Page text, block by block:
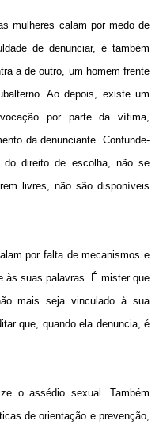
mulheres calam por medo de
de denunciar, é também
a de outro, um homem frente
Ao depois, existe um
por parte da vítima,
da denunciante. Confunde-
do direito de escolha, não se
livres, não são disponíveis
por falta de mecanismos e
às suas palavras. É mister que
mais seja vinculado à sua
que, quando ela denuncia, é
o assédio sexual. Também
de orientação e prevenção,